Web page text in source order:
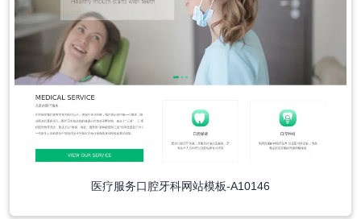
医疗服务口腔牙科网站模板-A10146